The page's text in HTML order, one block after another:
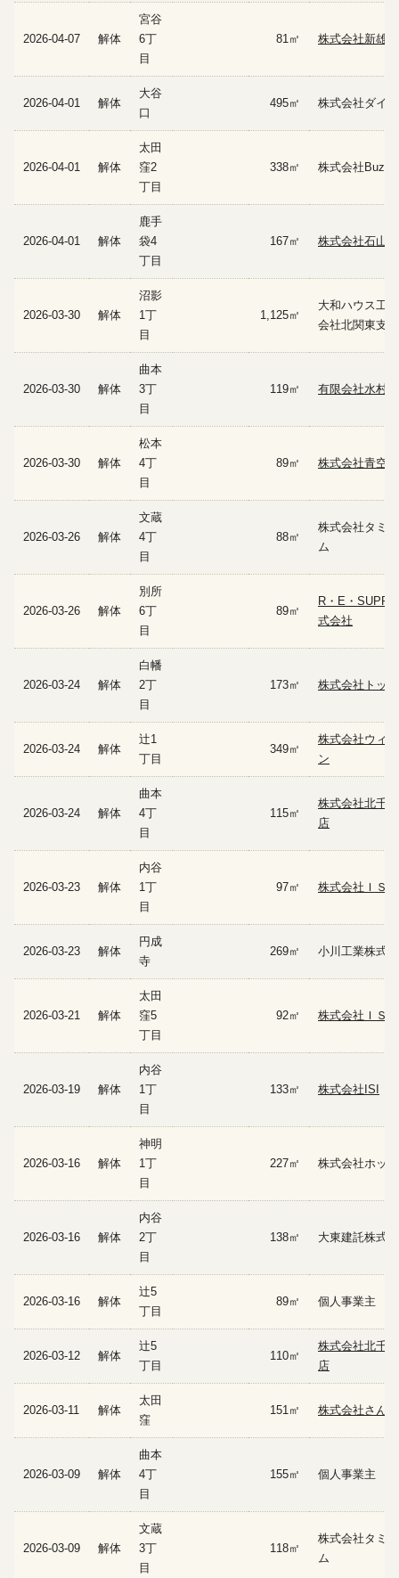
2026-04-07 解体
宮谷
6丁
目
81㎡ 株式会社新雄
2026-04-01 解体
大谷
口
495㎡ 株式会社ダイ
2026-04-01 解体
太田
窪2
丁目
338㎡ 株式会社
2026-04-01 解体
鹿手
袋4
丁目
167㎡ 株式会社石山
2026-03-30 解体
沼影
1丁
目
1,125㎡
大和ハウス工
会社北関東支社
2026-03-30 解体
曲本
3丁
目
119㎡ 有限会社水村
2026-03-30 解体
松本
4丁
目
89㎡ 株式会社青空
2026-03-26 解体
文蔵
4丁
目
88㎡
株式会社タミ
ム
2026-03-26 解体
別所
6丁
目
89㎡
R・E・
式会社
2026-03-24 解体
白幡
2丁
目
173㎡ 株式会社トップ
2026-03-24 解体
辻1
丁目
349㎡
株式会社ウィ
ン
2026-03-24 解体
曲本
4丁
目
115㎡
株式会社北千
店
2026-03-23 解体
内谷
1丁
目
97㎡ 株式会社ＩＳＩ
2026-03-23 解体
円成
寺
269㎡ 小川工業株式
2026-03-21 解体
太田
窪5
丁目
92㎡ 株式会社ＩＳＩ
2026-03-19 解体
内谷
1丁
目
133㎡ 株式会社ISI
2026-03-16 解体
神明
1丁
目
227㎡ 株式会社ホッ
2026-03-16 解体
内谷
2丁
目
138㎡ 大東建託株式
2026-03-16 解体
辻5
丁目
89㎡ 個人事業主
2026-03-12 解体
辻5
丁目
110㎡
株式会社北千
店
2026-03-11 解体
太田
窪
151㎡ 株式会社さん
2026-03-09 解体
曲本
4丁
目
155㎡ 個人事業主
2026-03-09 解体
文蔵
3丁
目
118㎡
株式会社タミ
ム